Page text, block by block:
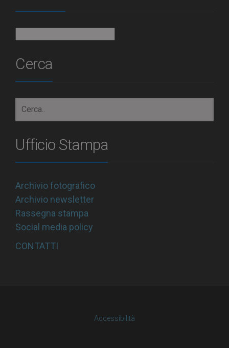
Cerca
Ufficio Stampa
Archivio fotografico
Archivio newsletter
Rassegna stampa
Social media policy
CONTATTI
Accessibilità